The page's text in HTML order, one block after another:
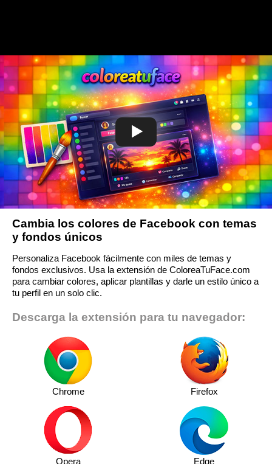
Cambia los colores de Facebook con temas
y fondos únicos
Personaliza Facebook fácilmente con miles de temas y
fondos exclusivos. Usa la extensión de ColoreaTuFace.com
para cambiar colores, aplicar plantillas y darle un estilo único a
tu perfil en un solo clic.
Descarga la extensión para tu navegador:
Chrome Firefox
Opera Edge